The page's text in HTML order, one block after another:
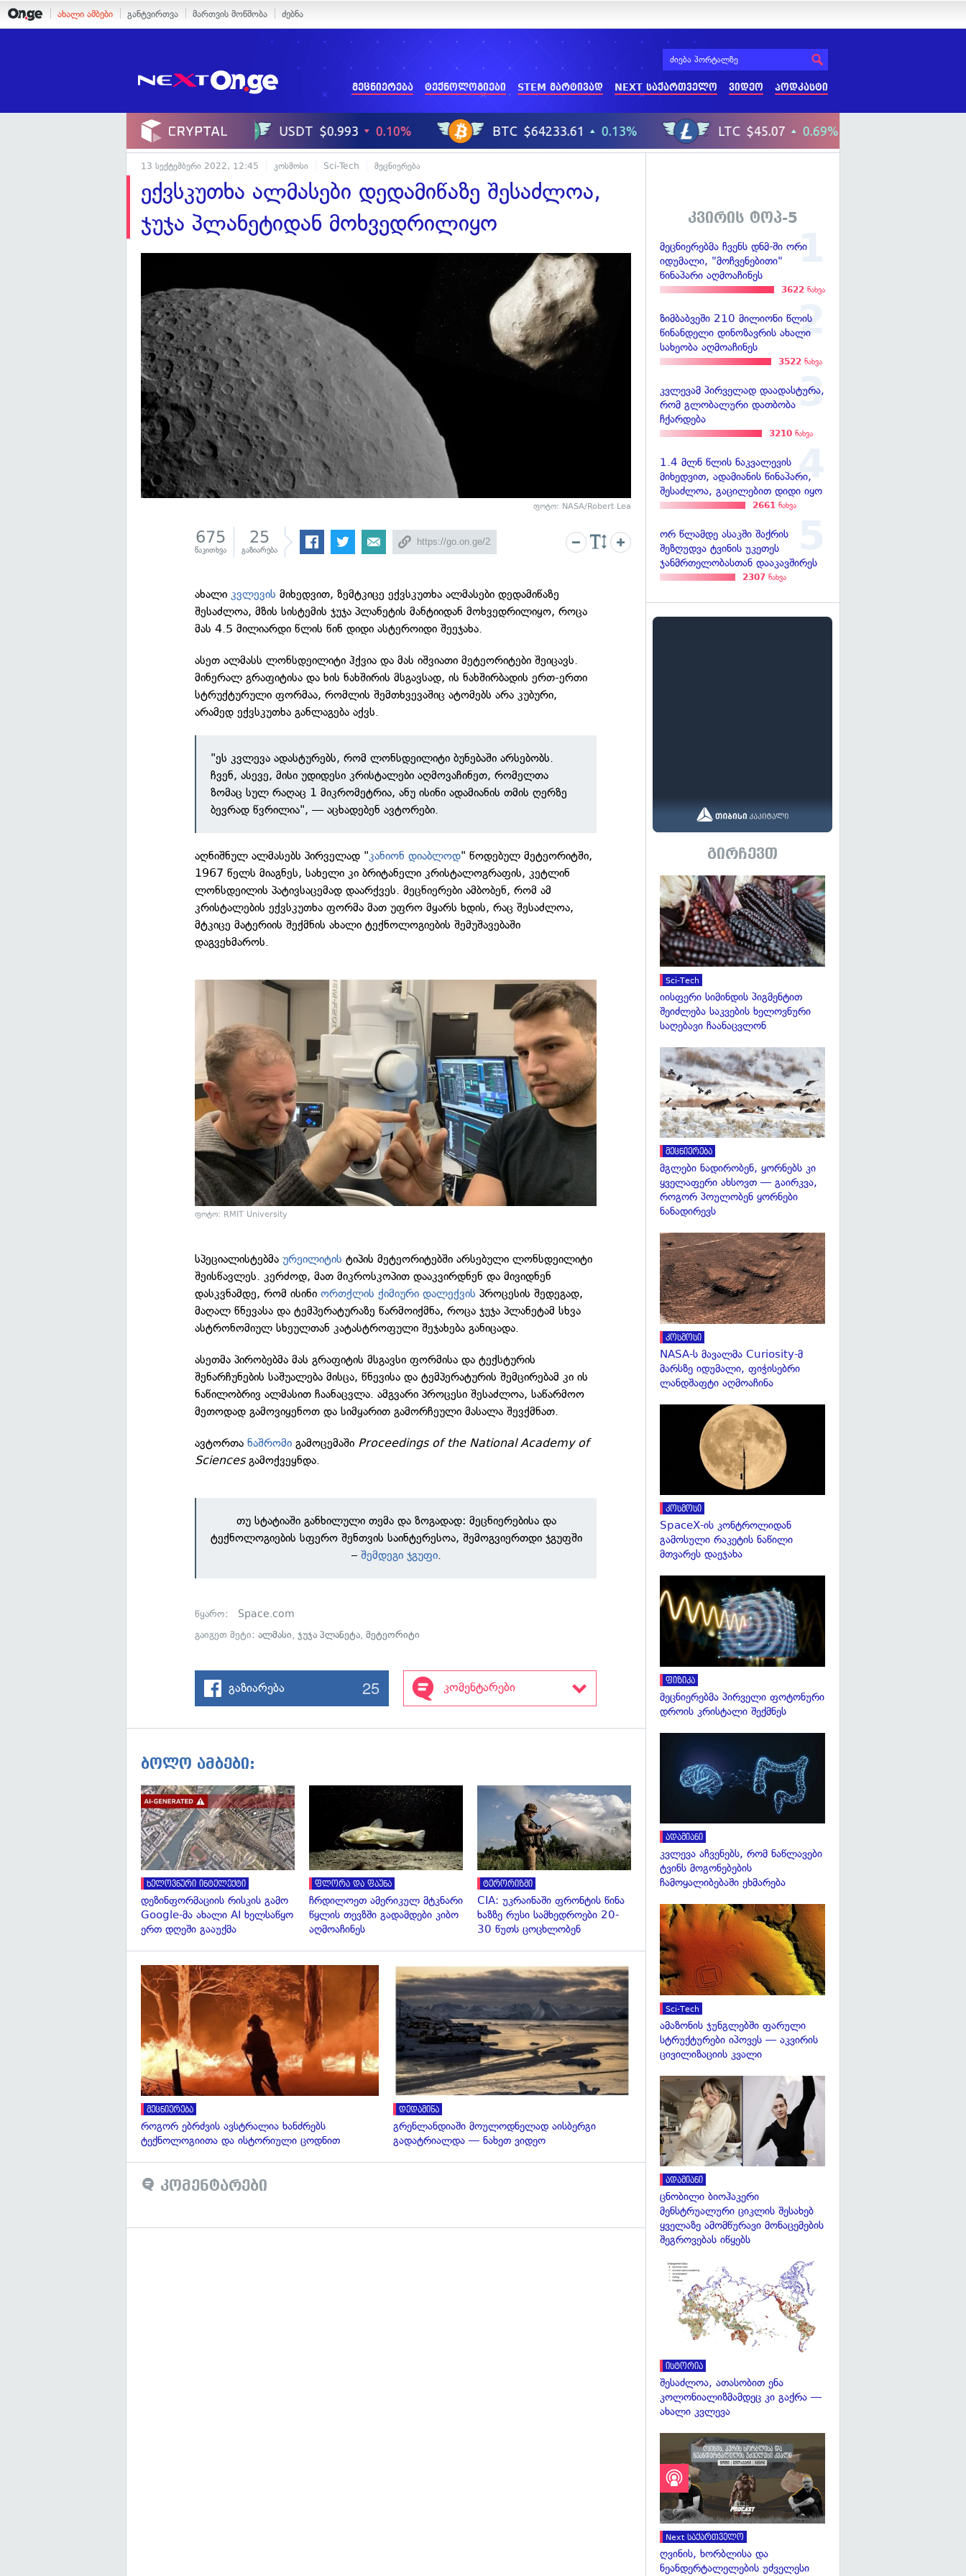
ახალი ამბები განტვირთვა მართვის მოწმობა ძებნა
მეცნიერება ტექნოლოგიები STEM მარტივად NEXT საქართველო ვიდეო პოდკასტი
13 სექტემბერი 2022, 12:45 კოსმოსი Sci-Tech მეცნიერება
ექვსკუთხა ალმასები დედამიწაზე შესაძლოა,
ჯუჯა პლანეტიდან მოხვედრილიყო
ფოტო: NASA/Robert Lea
675
წაკითხვა
25
გაზიარება
ახალიკვლევის მიხედვით, ზემტკიცე ექვსკუთხა ალმასები დედამიწაზე
შესაძლოა, მზის სისტემის ჯუჯა პლანეტის მანტიიდან მოხვედრილიყო, როცა
მას 4.5 მილიარდი წლის წინ დიდი ასტეროიდი შეეჯახა.
ასეთ ალმასს ლონსდეილიტი ჰქვია და მას იშვიათი მეტეორიტები შეიცავს.
მინერალ გრაფიტისა და ხის ნახშირის მსგავსად, ის ნახშირბადის ერთ-ერთი
სტრუქტურული ფორმაა, რომლის შემთხვევაშიც ატომებს არა კუბური,
არამედ ექვსკუთხა განლაგება აქვს.
"ეს კვლევა ადასტურებს, რომ ლონსდეილიტი ბუნებაში არსებობს.
ჩვენ, ასევე, მისი უდიდესი კრისტალები აღმოვაჩინეთ, რომელთა
ზომაც სულ რაღაც 1 მიკრომეტრია, ანუ ისინი ადამიანის თმის ღერზე
ბევრად წვრილია", — აცხადებენ ავტორები.
აღნიშნულ ალმასებს პირველად "კანიონ დიაბლოდ" წოდებულ მეტეორიტში,
1967 წელს მიაგნეს, სახელი კი ბრიტანელი კრისტალოგრაფის, კეტლინ
ლონსდეილის პატივსაცემად დაარქვეს. მეცნიერები ამბობენ, რომ ამ
კრისტალების ექვსკუთხა ფორმა მათ უფრო მყარს ხდის, რაც შესაძლოა,
მტკიცე მატერიის შექმნის ახალი ტექნოლოგიების შემუშავებაში
დაგვეხმაროს.
ფოტო: RMIT University
სპეციალისტებმაურეილიტის ტიპის მეტეორიტებში არსებული ლონსდეილიტი
შეისწავლეს. კერძოდ, მათ მიკროსკოპით დააკვირდნენ და მივიდნენ
დასკვნამდე, რომ ისინიორთქლის ქიმიური დალექვის პროცესის შედეგად,
მაღალ წნევასა და ტემპერატურაზე წარმოიქმნა, როცა ჯუჯა პლანეტამ სხვა
ასტრონომიულ სხეულთან კატასტროფული შეჯახება განიცადა.
ასეთმა პირობებმა მას გრაფიტის მსგავსი ფორმისა და ტექსტურის
შენარჩუნების საშუალება მისცა, წნევისა და ტემპერატურის შემცირებამ კი ის
ნაწილობრივ ალმასით ჩაანაცვლა. ამგვარი პროცესი შესაძლოა, საწარმოო
მეთოდად გამოვიყენოთ და სიმყარით გამორჩეული მასალა შევქმნათ.
ავტორთანაშრომი გამოცემაში Proceedings of the National Academy of
Sciencesგამოქვეყნდა.
თუ სტატიაში განხილული თემა და ზოგადად: მეცნიერებისა და
ტექნოლოგიების სფერო შენთვის საინტერესოა, შემოგვიერთდი ჯგუფში
–შემდეგი ჯგუფი.
წყარო: Space.com
გაიგეთ მეტი:ალმასი,ჯუჯა პლანეტა,მეტეორიტი
გაზიარება 25 კომენტარები
ბოლო ამბები:
ხელოვნური ინტელექტი
დეზინფორმაციის რისკის გამო
Google-მა ახალი AI ხელსაწყო
ერთ დღეში გააუქმა
ფლორა და ფაუნა
ჩრდილოეთ ამერიკულ მტკნარი
წყლის თევზში გადამდები კიბო
აღმოაჩინეს
ტერორიზმი
CIA: უკრაინაში ფრონტის წინა
ხაზზე რუსი სამხედროები 20-
30 წუთს ცოცხლობენ
გადახედვა
მეცნიერება
როგორ ებრძვის ავსტრალია ხანძრებს
ტექნოლოგიითა და ისტორიული ცოდნით
გადახედვა
დედამიწა
გრენლანდიაში მოულოდნელად აისბერგი
გადატრიალდა — ნახეთ ვიდეო
კომენტარები
კვირის ტოპ-5
მეცნიერებმა ჩვენს დნმ-ში ორი
იდუმალი, "მოჩვენებითი"
წინაპარი აღმოაჩინეს
3622 ნახვა
ზიმბაბვეში 210 მილიონი წლის
წინანდელი დინოზავრის ახალი
სახეობა აღმოაჩინეს
3522 ნახვა
კვლევამ პირველად დაადასტურა,
რომ გლობალური დათბობა
ჩქარდება
3210 ნახვა
1.4 მლნ წლის ნაკვალევის
მიხედვით, ადამიანის წინაპარი,
შესაძლოა, გაცილებით დიდი იყო
2661 ნახვა
ორ წლამდე ასაკში შაქრის
შეზღუდვა ტვინის უკეთეს
ჯანმრთელობასთან დააკავშირეს
2307 ნახვა
გირჩევთ
Sci-Tech
იისფერი სიმინდის პიგმენტით
შეიძლება საკვების ხელოვნური
საღებავი ჩაანაცვლონ
მეცნიერება
მგლები ნადირობენ, ყორნებს კი
ყველაფერი ახსოვთ — გაირკვა,
როგორ პოულობენ ყორნები
ნანადირევს
კოსმოსი
NASA-ს მავალმა Curiosity-მ
მარსზე იდუმალი, ფიჭისებრი
ლანდშაფტი აღმოაჩინა
კოსმოსი
SpaceX-ის კონტროლიდან
გამოსული რაკეტის ნაწილი
მთვარეს დაეჯახა
ფიზიკა
მეცნიერებმა პირველი ფოტონური
დროის კრისტალი შექმნეს
ადამიანი
კვლევა აჩვენებს, რომ ნაწლავები
ტვინს მოგონებების
ჩამოყალიბებაში ეხმარება
Sci-Tech
ამაზონის ჯუნგლებში ფარული
სტრუქტურები იპოვეს — აკვირის
ცივილიზაციის კვალი
ადამიანი
ცნობილი ბიოჰაკერი
მენსტრუალური ციკლის შესახებ
ყველაზე ამომწურავი მონაცემების
შეგროვებას იწყებს
ისტორია
შესაძლოა, ათასობით ენა
კოლონიალიზმამდეც კი გაქრა —
ახალი კვლევა
Next საქართველო
ღვინის, ხორბლისა და
ნეანდერტალელების უძველესი